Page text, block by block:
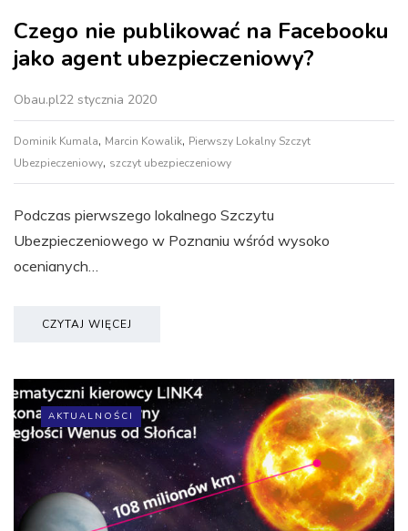
Czego nie publikować na Facebooku
jako agent ubezpieczeniowy?
Obau.pl22 stycznia 2020
Dominik Kumala, Marcin Kowalik, Pierwszy Lokalny Szczyt
Ubezpieczeniowy, szczyt ubezpieczeniowy
Podczas pierwszego lokalnego Szczytu
Ubezpieczeniowego w Poznaniu wśród wysoko
ocenianych…
CZYTAJ WIĘCEJ
AKTUALNOŚCI